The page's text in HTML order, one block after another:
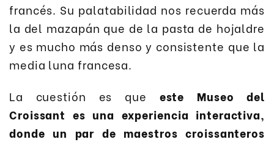
francés. Su palatabilidad nos recuerda más
la del mazapán que de la pasta de hojaldre
y es mucho más denso y consistente que la
media luna francesa.
La cuestión es que este Museo del
Croissant es una experiencia interactiva,
donde un par de maestros croissanteros